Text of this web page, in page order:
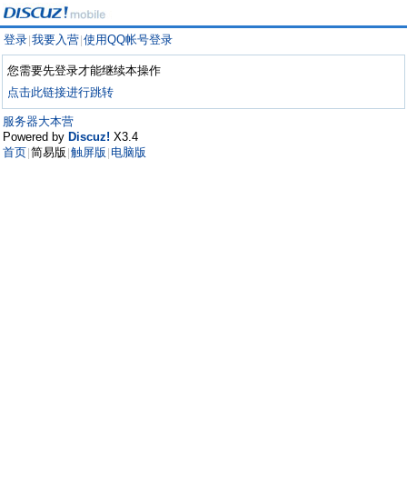
登录 我要入营 使用QQ帐号登录
您需要先登录才能继续本操作
点击此链接进行跳转
服务器大本营
Powered by Discuz! X3.4
首页 简易版 触屏版 电脑版